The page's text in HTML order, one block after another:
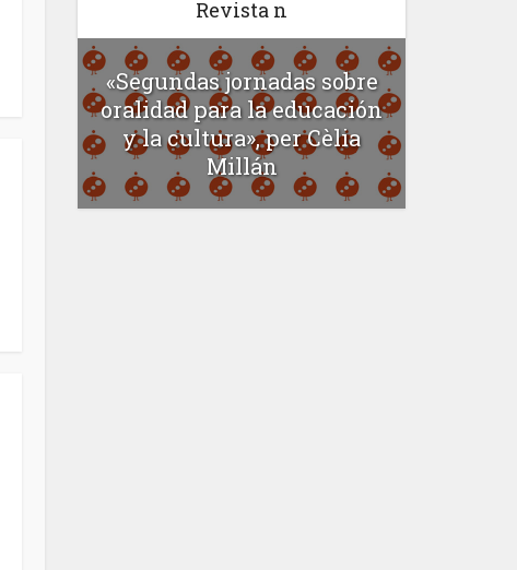
Revista n
«Segundas jornadas sobre
oralidad para la educación
y la cultura», per Cèlia
Millán